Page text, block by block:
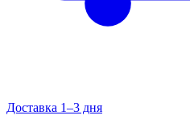
Доставка 1–3 дня